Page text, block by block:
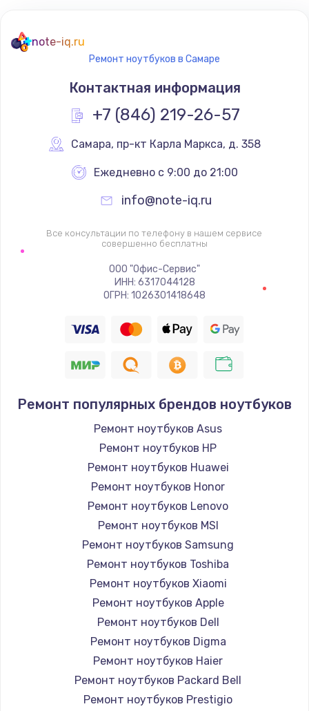
note-iq.ru
Ремонт ноутбуков в Самаре
Контактная информация
+7 (846) 219-26-57
Самара, пр-кт Карла Маркса, д. 358
Ежедневно с 9:00 до 21:00
info@note-iq.ru
Все консультации по телефону в нашем сервисе
совершенно бесплатны
ООО "Офис-Сервис"
ИНН: 6317044128
ОГРН: 1026301418648
Ремонт популярных брендов ноутбуков
Ремонт ноутбуков Asus
Ремонт ноутбуков HP
Ремонт ноутбуков Huawei
Ремонт ноутбуков Honor
Ремонт ноутбуков Lenovo
Ремонт ноутбуков MSI
Ремонт ноутбуков Samsung
Ремонт ноутбуков Toshiba
Ремонт ноутбуков Xiaomi
Ремонт ноутбуков Apple
Ремонт ноутбуков Dell
Ремонт ноутбуков Digma
Ремонт ноутбуков Haier
Ремонт ноутбуков Packard Bell
Ремонт ноутбуков Prestigio